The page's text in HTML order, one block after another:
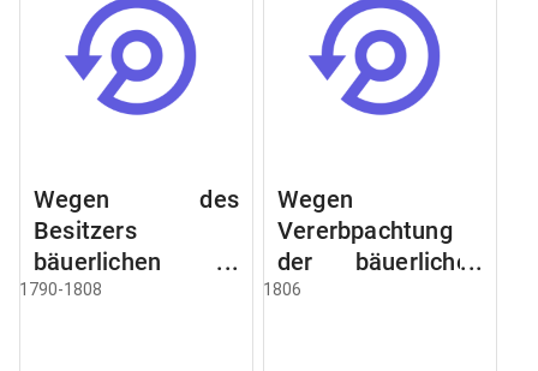
Wegen des
Besitzers
bäuerlichen
Grundstücke, den
1790-1808
Wegen
Vererbpachtung
der bäuerlichen
Grundstücke und
1806